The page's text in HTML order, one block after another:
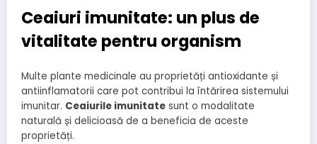
Ceaiuri imunitate: un plus de
vitalitate pentru organism
Multe plante medicinale au proprietăți antioxidante și
antiinflamatorii care pot contribui la întărirea sistemului
imunitar. Ceaiurile imunitate sunt o modalitate
naturală și delicioasă de a beneficia de aceste
proprietăți.